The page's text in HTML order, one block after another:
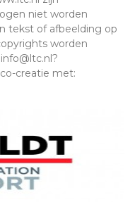
niet worden
tekst of afbeelding op
worden
creatie met: